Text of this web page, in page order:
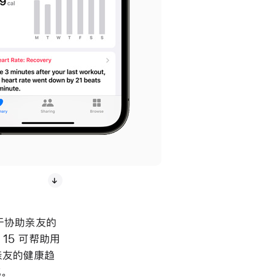
协助亲友的
可帮助用
的健康趋